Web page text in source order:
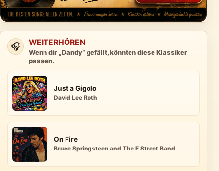
🎧 WEITERHÖREN
Wenn dir „Dandy“ gefällt, könnten diese Klassiker
passen.
Just a Gigolo
David Lee Roth
On Fire
Bruce Springsteen and The E Street Band